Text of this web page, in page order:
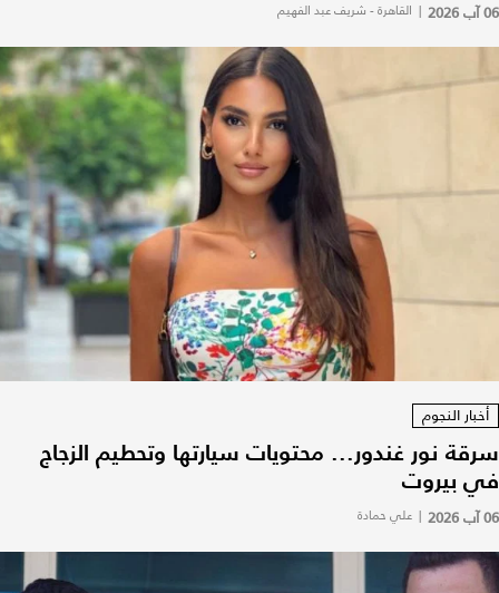
06 آب 2026 | القاهرة - شريف عبد الفهيم
أخبار النجوم
سرقة نور غندور... محتويات سيارتها وتحطيم الزجاج
في بيروت
06 آب 2026 | علي حمادة